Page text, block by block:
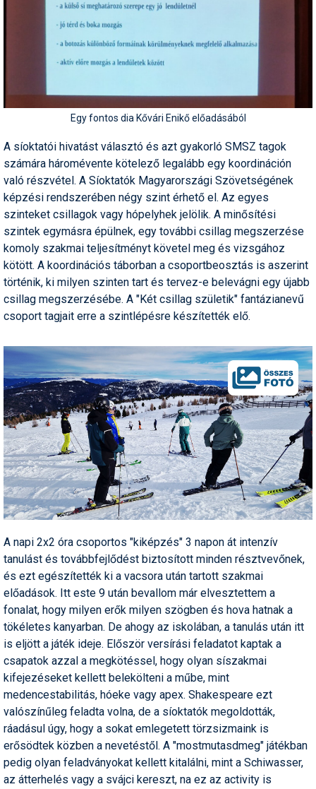
Egy fontos dia Kővári Enikő előadásából
A síoktatói hivatást választó és azt gyakorló SMSZ tagok
számára háromévente kötelező legalább egy koordináción
való részvétel. A Síoktatók Magyarországi Szövetségének
képzési rendszerében négy szint érhető el. Az egyes
szinteket csillagok vagy hópelyhek jelölik. A minősítési
szintek egymásra épülnek, egy további csillag megszerzése
komoly szakmai teljesítményt követel meg és vizsgához
kötött. A koordinációs táborban a csoportbeosztás is aszerint
történik, ki milyen szinten tart és tervez-e belevágni egy újabb
csillag megszerzésébe. A "Két csillag születik" fantázianevű
csoport tagjait erre a szintlépésre készítették elő.
A napi 2x2 óra csoportos "kiképzés" 3 napon át intenzív
tanulást és továbbfejlődést biztosított minden résztvevőnek,
és ezt egészítették ki a vacsora után tartott szakmai
előadások. Itt este 9 után bevallom már elvesztettem a
fonalat, hogy milyen erők milyen szögben és hova hatnak a
tökéletes kanyarban. De ahogy az iskolában, a tanulás után itt
is eljött a játék ideje. Először versírási feladatot kaptak a
csapatok azzal a megkötéssel, hogy olyan síszakmai
kifejezéseket kellett belekölteni a műbe, mint
medencestabilitás, hóeke vagy apex. Shakespeare ezt
valószínűleg feladta volna, de a síoktatók megoldották,
ráadásul úgy, hogy a sokat emlegetett törzsizmaink is
erősödtek közben a nevetéstől. A "mostmutasdmeg" játékban
pedig olyan feladványokat kellett kitalálni, mint a Schiwasser,
az átterhelés vagy a svájci kereszt, na ez az activity is